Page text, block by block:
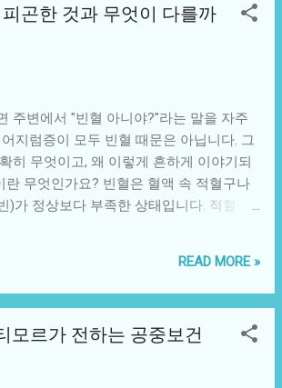
양이 생길 수 있습니다. 가장 먼저 해야
생기면 대부분 출혈이 동반됩니다. 질병관
다. 우선 상처 부위의 옷을 벗기거나 잘라
니다. 가능하면 맨손으로 만지지 말고, 너
한 강도로 눌러주세요. 10분 이내에 출혈
박 강도가 약했거나 부위가 잘못됐을 가
부위를 더 넓게 하고 강도를 세게 해서
줍니다. 처치가 끝나면 반드시 손을 비누
합니다. 10분 이상 압박해도 지혈이 안 되
하세요. 지혈 여부를 확인하려고 거즈를
될 수 있으니, 거즈를 계속 덧대며 눌러주
다면 흐르는 수돗물에 상처를 씻어 흙이
합니다. 수돗물이 없으면 마실 수 있는 깨
곤한 것과 무엇이 다를까
주변에서 "빈혈 아니야?"라는 말을 자주
지럼증이 모두 빈혈 때문은 아닙니다. 그
히 무엇이고, 왜 이렇게 흔하게 이야기되
란 무엇인가요? 빈혈은 혈액 속 적혈구나
)가 정상보다 부족한 상태입니다. 적혈구
면 우리 몸은 산소 부족 상태에 빠지게 됩
고 무기력해지는 것이죠. 질병관리청 국
따르면, 2020년 기준 우리나라 만 10세 이
니다. 특히 여성은 2011년 12.8%에서 2020
세를 보이고 있습니다. 왜 생기는 걸까요?
READ MORE »
모르가 전하는 공중보건